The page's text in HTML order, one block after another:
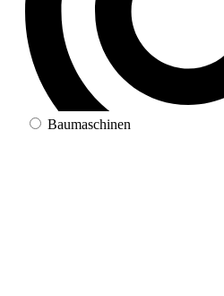
Baumaschinen